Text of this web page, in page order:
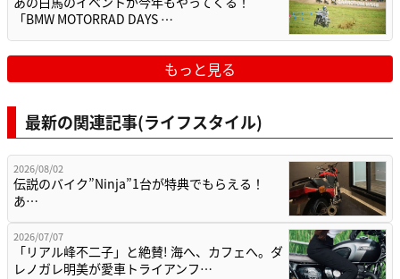
「BMW MOTORRAD DAYS …
もっと見る
最新の関連記事(ライフスタイル)
2026/08/02
伝説のバイク”Ninja”1台が特典でもらえる！
あ…
2026/07/07
「リアル峰不二子」と絶賛! 海へ、カフェへ。ダ
レノガレ明美が愛車トライアンフ…